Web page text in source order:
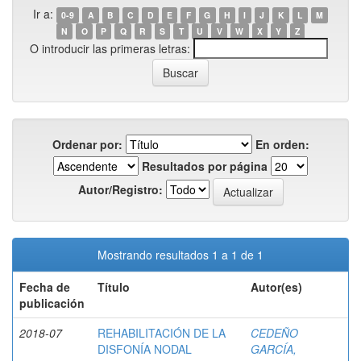
Ir a: 0-9 A B C D E F G H I J K L
M
N
O P Q R S T U V W X Y Z
O introducir las primeras letras:
Ordenar por:
En orden:
Resultados por página
Autor/Registro:
Mostrando resultados 1 a 1 de 1
Fecha de
publicación
Título Autor(es)
2018-07
REHABILITACIÓN DE LA
DISFONÍA NODAL
CEDEÑO
GARCÍA,